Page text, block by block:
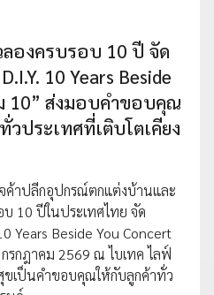
ลองครบรอบ 10 ปี จัด
10 Years Beside
10” ส่งมอบคำขอบคุณ
วประเทศที่เติบโตเคียง
จค้าปลีกอุปกรณ์ตกแต่งบ้านและ
10 ปีในประเทศไทย จัด
Years Beside You Concert
รกฎาคม 2569 ณ ไบเทค ไลฟ์
เป็นคำขอบคุณให้กับลูกค้าทั่ว